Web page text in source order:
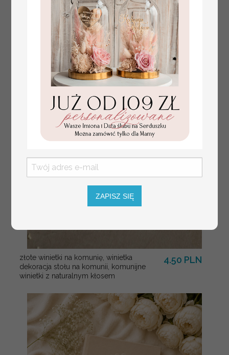
usadzenie gości na
weselu, tablica
informacyjna dla
gości weselnych,
plan stołów na
weselu ze zdjęciem
Pary Młodej, plan
usadzenia gości
weselnych
100 PLN/125.00 PLN
złote winietki na komunię, winietka
dekoracja stołu na komunii, komunijne
winietki z naturalnym kłosem
4.50 PLN
ZAPISZ SIĘ